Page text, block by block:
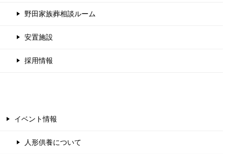
野田家族葬相談ルーム
安置施設
採用情報
イベント情報
人形供養について